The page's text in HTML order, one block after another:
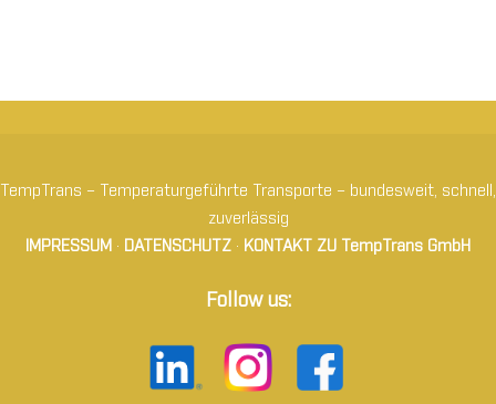
TempTrans – Temperaturgeführte Transporte – bundesweit, schnell,
zuverlässig
IMPRESSUM · DATENSCHUTZ · KONTAKT ZU TempTrans GmbH
Follow us: